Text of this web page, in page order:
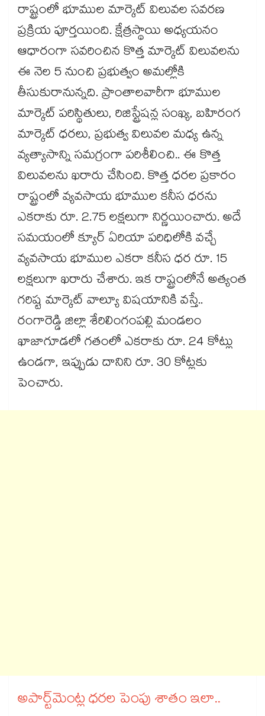
రాష్ట్రంలో భూముల మార్కెట్ విలువల సవరణ
ప్రక్రియ పూర్తయింది. క్షేత్రస్థాయి అధ్యయనం
ఆధారంగా సవరించిన కొత్త మార్కెట్ విలువలను
ఈ నెల 5 నుంచి ప్రభుత్వం అమల్లోకి
తీసుకురానున్నది. ప్రాంతాలవారీగా భూముల
మార్కెట్ పరిస్థితులు, రిజిస్ట్రేషన్ల సంఖ్య, బహిరంగ
మార్కెట్ ధరలు, ప్రభుత్వ విలువల మధ్య ఉన్న
వ్యత్యాసాన్ని సమగ్రంగా పరిశీలించి.. ఈ కొత్త
విలువలను ఖరారు చేసింది. కొత్త ధరల ప్రకారం
రాష్ట్రంలో వ్యవసాయ భూముల కనీస ధరను
ఎకరాకు రూ. 2.75 లక్షలుగా నిర్ణయించారు. అదే
సమయంలో క్యూర్ ఏరియా పరిధిలోకి వచ్చే
వ్యవసాయ భూముల ఎకరా కనీస ధర రూ. 15
లక్షలుగా ఖరారు చేశారు. ఇక రాష్ట్రంలోనే అత్యంత
గరిష్ట మార్కెట్ వాల్యూ విషయానికి వస్తే..
రంగారెడ్డి జిల్లా శేరిలింగంపల్లి మండలం
ఖాజాగూడలో గతంలో ఎకరాకు రూ. 24 కోట్లు
ఉండగా, ఇప్పుడు దానిని రూ. 30 కోట్లకు
పెంచారు.
అపార్ట్‌‌మెంట్ల ధరల పెంపు శాతం ఇలా..